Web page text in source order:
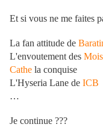
Et si vous ne me faites
La fan attitude de
L'envoutement des
Cathe la conquise
L'Hyseria Lane de ICB
…
Je continue ???